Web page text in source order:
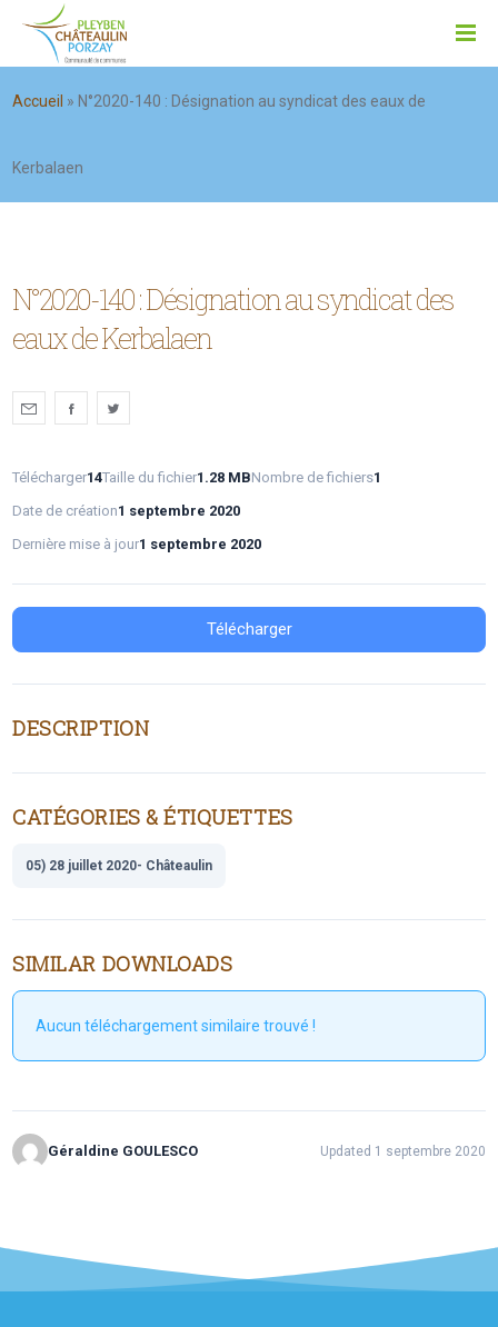
Accueil » N°2020-140 : Désignation au syndicat des eaux de
Kerbalaen
N°2020-140 : Désignation au syndicat des
eaux de Kerbalaen
Télécharger14Taille du fichier1.28 MBNombre de fichiers1
Date de création1 septembre 2020
Dernière mise à jour1 septembre 2020
Télécharger
DESCRIPTION
CATÉGORIES & ÉTIQUETTES
05) 28 juillet 2020- Châteaulin
SIMILAR DOWNLOADS
Aucun téléchargement similaire trouvé !
Géraldine GOULESCO Updated 1 septembre 2020